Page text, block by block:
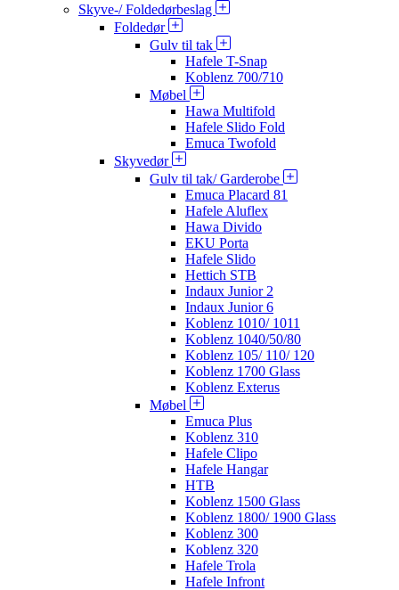
Skyve-/ Foldedørbeslag
Foldedør
Gulv til tak
Hafele T-Snap
Koblenz 700/710
Møbel
Hawa Multifold
Hafele Slido Fold
Emuca Twofold
Skyvedør
Gulv til tak/ Garderobe
Emuca Placard 81
Hafele Aluflex
Hawa Divido
EKU Porta
Hafele Slido
Hettich STB
Indaux Junior 2
Indaux Junior 6
Koblenz 1010/ 1011
Koblenz 1040/50/80
Koblenz 105/ 110/ 120
Koblenz 1700 Glass
Koblenz Exterus
Møbel
Emuca Plus
Koblenz 310
Hafele Clipo
Hafele Hangar
HTB
Koblenz 1500 Glass
Koblenz 1800/ 1900 Glass
Koblenz 300
Koblenz 320
Hafele Trola
Hafele Infront